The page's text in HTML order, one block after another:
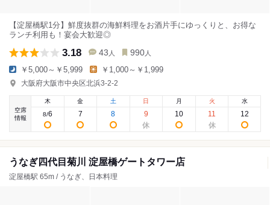
【淀屋橋駅1分】鮮度抜群の海鮮料理をお酒片手にゆっくりと、お得な
ランチ利用も！宴会大歓迎◎
3.18 43 人 990 人
￥5,000～￥5,999 ￥1,000～￥1,999
大阪府大阪市中央区北浜3-2-2
空席
情報
木
8/6
金
7
土
8
日
9
月
10
火
11
水
12
うなぎ四代目菊川 淀屋橋ゲートタワー店
淀屋橋駅 65m / うなぎ、日本料理